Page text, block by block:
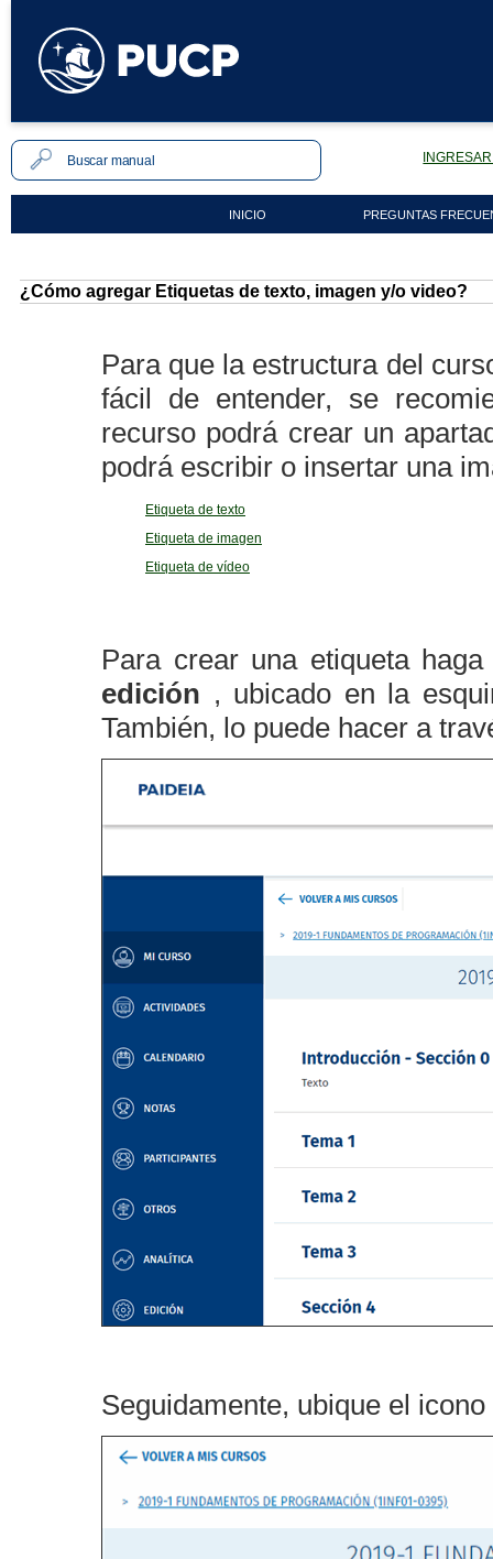
INICIO PREGUNTAS
¿Cómo agregar Etiquetas de texto, imagen y/o video?
Para que la estructura del
fácil de entender, se
recurso podrá crear un
podrá escribir o insertar una
Etiqueta de texto
Etiqueta de imagen
Etiqueta de vídeo
Para crear una etiqueta
edición , ubicado en la
También, lo puede hacer a
Seguidamente, ubique el icono